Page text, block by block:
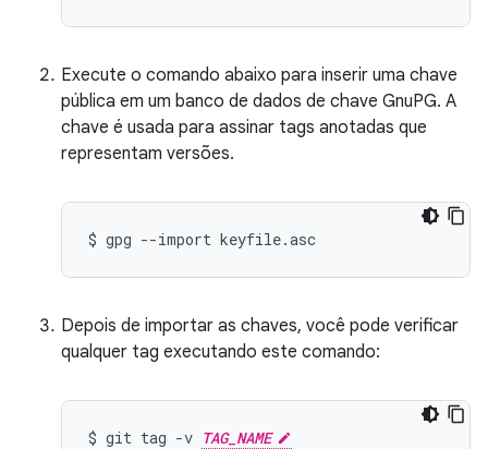
Execute o comando abaixo para inserir uma chave
pública em um banco de dados de chave GnuPG. A
chave é usada para assinar tags anotadas que
representam versões.
$ gpg --import
Depois de importar as chaves, você pode verificar
qualquer tag executando este comando:
$ git tag -v TAG_NAME